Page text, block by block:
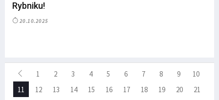
Rybniku!
20.10.2025
1 2 3 4 5 6 7 8 9
10
11
12 13 14 15 16 17 18 19 20
21